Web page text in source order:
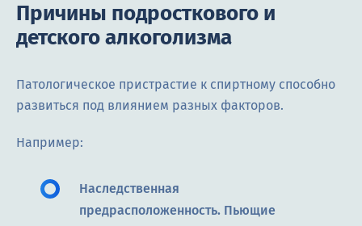
Причины подросткового и
детского алкоголизма
Патологическое пристрастие к спиртному способно
развиться под влиянием разных факторов.
Например:
Наследственная
предрасположенность. Пьющие